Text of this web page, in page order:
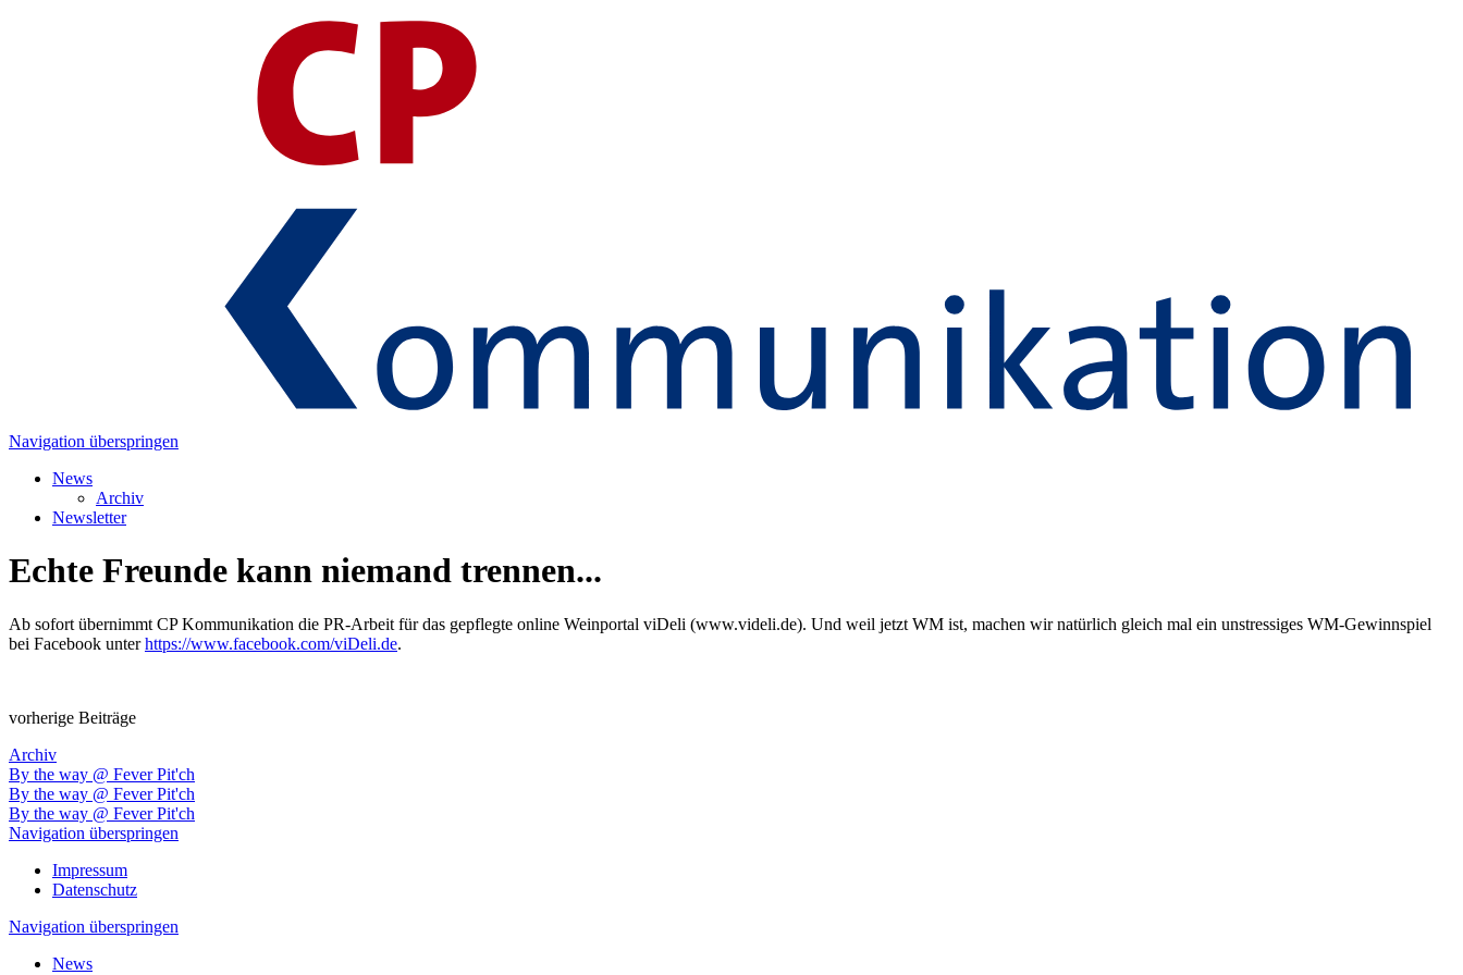
Navigation überspringen
News
Archiv
Newsletter
Echte Freunde kann niemand trennen...
Ab sofort übernimmt CP Kommunikation die PR-Arbeit für das gepflegte online Weinportal viDeli (www.videli.de). Und weil jetzt WM ist, machen wir natürlich gleich mal ein unstressiges WM-Gewinnspiel
bei Facebook unterhttps://www.facebook.com/viDeli.de.
vorherige Beiträge
Archiv
By the way @ Fever Pit'ch
By the way @ Fever Pit'ch
By the way @ Fever Pit'ch
Navigation überspringen
Impressum
Datenschutz
Navigation überspringen
News